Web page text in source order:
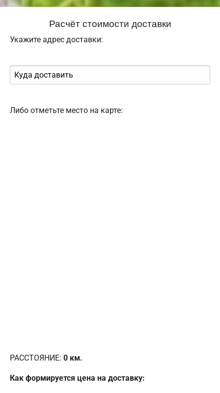
Расчёт стоимости доставки
Укажите адрес доставки:
Либо отметьте место на карте:
РАССТОЯНИЕ: 0 км.
Как формируется цена на доставку: